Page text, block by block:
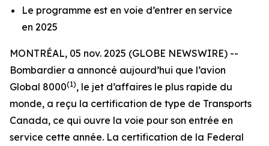
Le programme est en voie d’entrer en service
en 2025
MONTRÉAL, 05 nov. 2025 (GLOBE NEWSWIRE) --
Bombardier a annoncé aujourd’hui que l’avion
Global 8000(1), le jet d’affaires le plus rapide du
monde, a reçu la certification de type de Transports
Canada, ce qui ouvre la voie pour son entrée en
service cette année. La certification de la Federal